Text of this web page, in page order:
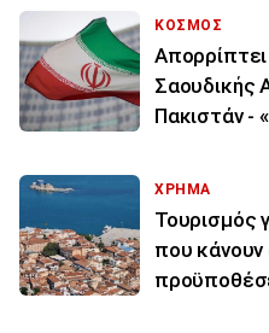
ΚΟΣΜΟΣ
Σαουδικής
Πακιστάν -
ΧΡΗΜΑ
Τουρισμός
που κάνουν